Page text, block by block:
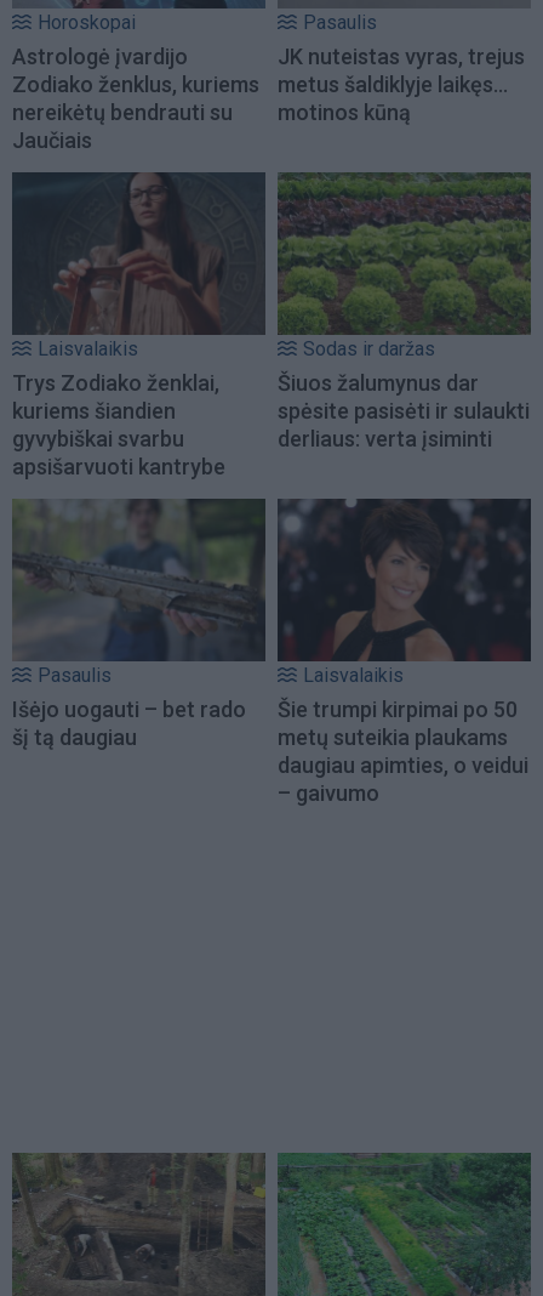
Horoskopai
Astrologė įvardijo
Zodiako ženklus, kuriems
nereikėtų bendrauti su
Jaučiais
Pasaulis
JK nuteistas vyras, trejus
metus šaldiklyje laikęs...
motinos kūną
Laisvalaikis
Trys Zodiako ženklai,
kuriems šiandien
gyvybiškai svarbu
apsišarvuoti kantrybe
Sodas ir daržas
Šiuos žalumynus dar
spėsite pasisėti ir sulaukti
derliaus: verta įsiminti
Pasaulis
Išėjo uogauti – bet rado
šį tą daugiau
Laisvalaikis
Šie trumpi kirpimai po 50
metų suteikia plaukams
daugiau apimties, o veidui
– gaivumo